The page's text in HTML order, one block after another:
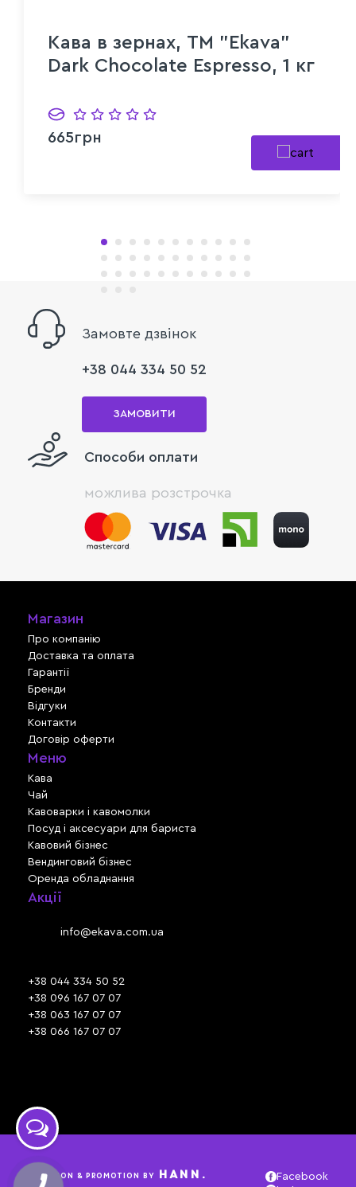
Кава в зернах, ТМ "Ekava"
Dark Chocolate Espresso, 1 кг
665грн
Замовте дзвінок
+38 044 334 50 52
ЗАМОВИТИ
Способи оплати
можлива розстрочка
Магазин
Про компанію
Доставка та оплата
Гарантії
Бренди
Відгуки
Контакти
Договір оферти
Меню
Кава
Чай
Кавоварки і кавомолки
Посуд і аксесуари для бариста
Кавовий бізнес
Вендинговий бізнес
Оренда обладнання
Акції
info@ekava.com.ua
+38 044 334 50 52
+38 096 167 07 07
+38 063 167 07 07
+38 066 167 07 07
CREATION & PROMOTION BY HANN.
Facebook